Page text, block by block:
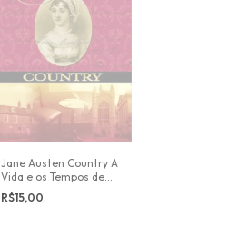
Jane Austen Country A
Vida e os Tempos de
Jane Austen
R$15,00